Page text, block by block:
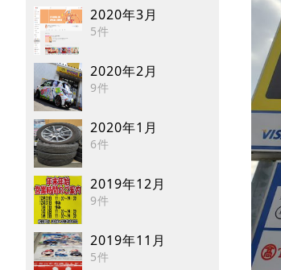
2020年3月
5件
2020年2月
9件
2020年1月
6件
2019年12月
9件
2019年11月
5件